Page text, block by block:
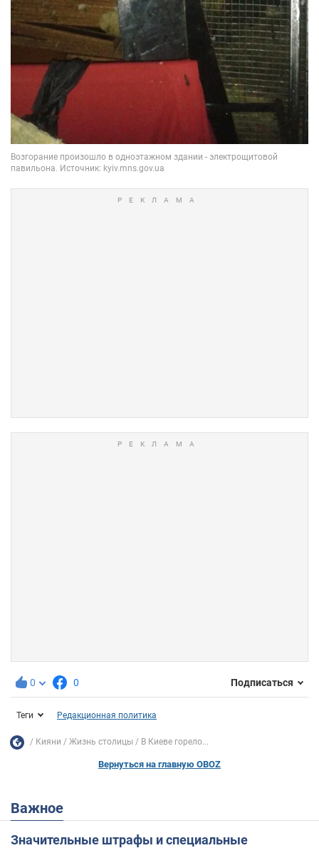
0 0 Подписаться
Теги Редакционная политика
Кияни Жизнь столицы В Киеве горело...
Вернуться на главную OBOZ
Важное
Значительные штрафы и специальные